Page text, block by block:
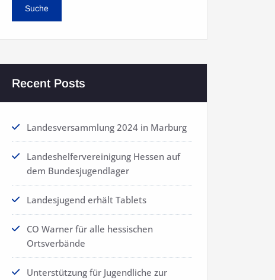
Recent Posts
Landesversammlung 2024 in Marburg
Landeshelfervereinigung Hessen auf
dem Bundesjugendlager
Landesjugend erhält Tablets
CO Warner für alle hessischen
Ortsverbände
Unterstützung für Jugendliche zur